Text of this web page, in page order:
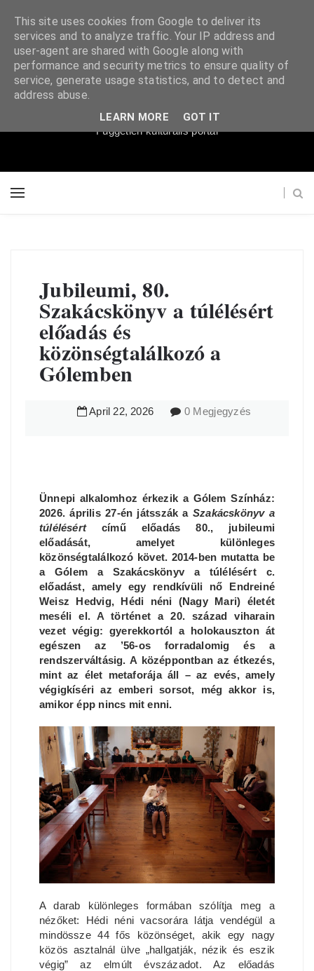
Súgópéldány
Független kulturális portál
Jubileumi, 80.
Szakácskönyv a túlélésért
előadás és
közönségtalálkozó a
Gólemben
April 22, 2026 0 Megjegyzés
Ünnepi alkalomhoz érkezik a Gólem Színház:
2026. április 27-én játsszák a Szakácskönyv a
túlélésértcímű előadás 80., jubileumi
előadását, amelyet különleges
közönségtalálkozó követ. 2014-ben mutatta be
a Gólem a Szakácskönyv a túlélésért c.
előadást, amely egy rendkívüli nő Endreiné
Weisz Hedvig, Hédi néni (Nagy Mari) életét
meséli el. A történet a 20. század viharain
vezet végig: gyerekkortól a holokauszton át
egészen az ’56-os forradalomig és a
rendszerváltásig. A középpontban az étkezés,
mint az élet metaforája áll – az evés, amely
végigkíséri az emberi sorsot, még akkor is,
amikor épp nincs mit enni.
A darab különleges formában szólítja meg a
nézőket: Hédi néni vacsorára látja vendégül a
mindössze 44 fős közönséget, akik egy nagy
közös asztalnál ülve „hallgatják, nézik és eszik
végig” az elmúlt évszázadot. Az előadás
This site uses cookies from Google to deliver its
services and to analyze traffic. Your IP address and
user-agent are shared with Google along with
performance and security metrics to ensure quality of
service, generate usage statistics, and to detect and
address abuse.
LEARN MORE GOT IT